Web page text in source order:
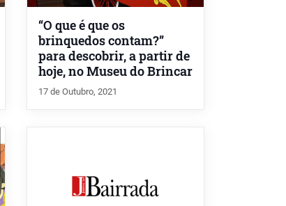
“O que é que os
brinquedos contam?”
para descobrir, a partir de
hoje, no Museu do Brincar
17 de Outubro, 2021